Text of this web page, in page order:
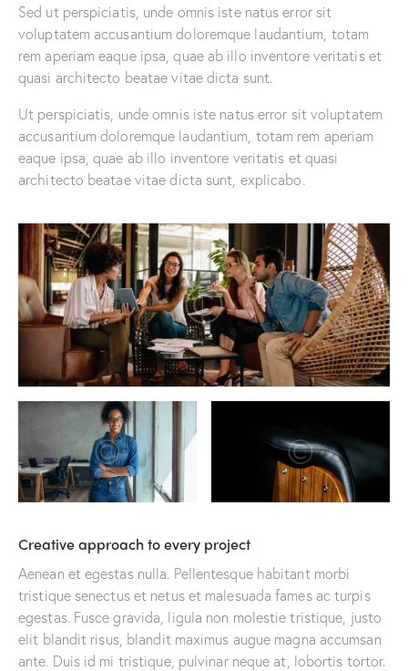
Sed ut perspiciatis, unde omnis iste natus error sit
voluptatem accusantium doloremque laudantium, totam
rem aperiam eaque ipsa, quae ab illo inventore veritatis et
quasi architecto beatae vitae dicta sunt.
Ut perspiciatis, unde omnis iste natus error sit voluptatem
accusantium doloremque laudantium, totam rem aperiam
eaque ipsa, quae ab illo inventore veritatis et quasi
architecto beatae vitae dicta sunt, explicabo.
Creative approach to every project
Aenean et egestas nulla. Pellentesque habitant morbi
tristique senectus et netus et malesuada fames ac turpis
egestas. Fusce gravida, ligula non molestie tristique, justo
elit blandit risus, blandit maximus augue magna accumsan
ante. Duis id mi tristique, pulvinar neque at, lobortis tortor.